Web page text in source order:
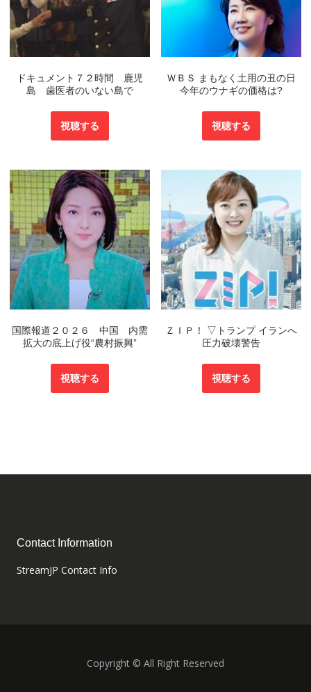
ドキュメント７２時間 鹿児
島 歯医者のいない島で
視聴する
ＷＢＳ まもなく土用の丑の日
今年のウナギの価格は?
視聴する
国際報道２０２６ 中国 内需
拡大の底上げ役“農村振興”
視聴する
ＺＩＰ！ ▽トランプ イランへ
圧力破壊警告
視聴する
Contact Information
StreamJP Contact Info
Copyright © All Right Reserved